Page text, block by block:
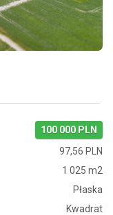
100 000 PLN
97,56 PLN
1 025 m2
Płaska
Kwadrat